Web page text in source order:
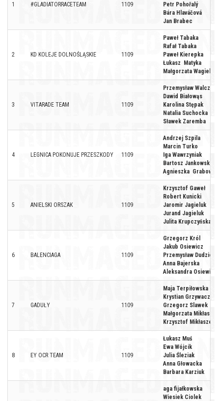
1 #GLADIATORRACETEAM 1109
Petr Pohořalý
Bára Hlaváčová
Jan Brabec
2 KD KOLEJE DOLNOŚLĄSKIE 1109
Paweł Tabaka
Rafał Tabaka
Paweł Kierepka
Łukasz Matyka
Małgorzata Wagiel
3 VITARADE TEAM 1109
Przemysław Walczak
Dawid Białowąs
Karolina Stępak
Natalia Suchocka
Sławek Zaremba
4 LEGNICA POKONUJE PRZESZKODY 1109
Andrzej Szpila
Marcin Turko
Iga Wawrzyniak
Bartosz Jankowski
Agnieszka
5 ANIELSKI ORSZAK 1109
Krzysztof Gaweł
Robert Kunicki
Jaromir Jagieluk
Jurand Jagieluk
Julita Krupczyńska
6 BALENCIAGA 1109
Grzegorz Król
Jakub Osiewicz
Przemysław Dudzic
Anna Bajerska
Aleksandra Osiewicz
7 GADUŁY 1109
Maja Terpiłowska
Krystian Grzywacz
Grzegorz Slawek
Małgorzata
Krzysztof
8 EY OCR TEAM 1109
Łukasz Muś
Ewa Wójcik
Julia Śleziak
Anna Głowacka
Barbara Karziuk
aga fijałkowska
Wiesiek Ciolek